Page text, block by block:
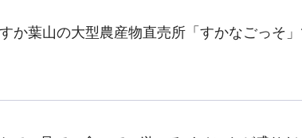
か葉山の大型農産物直売所「すかなごっそ